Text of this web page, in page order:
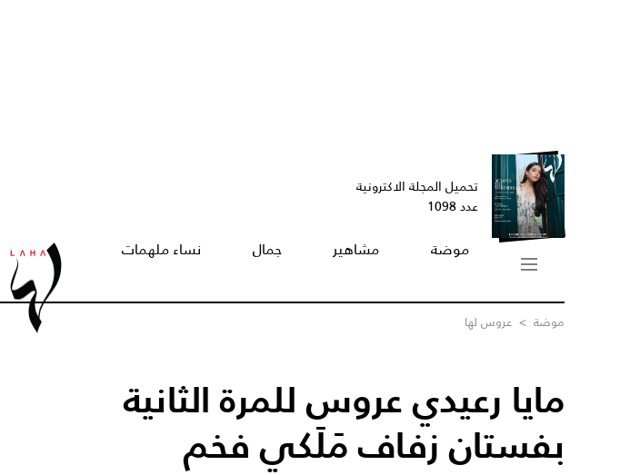
تحميل المجلة الاكترونية
عدد 1098
موضة مشاهير جمال نساء ملهمات
موضة > عروس لها
مايا رعيدي عروس للمرة الثانية
بفستان زفاف مَلَكي فخم